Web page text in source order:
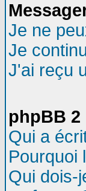
Je ne
Je
J'ai reçu
phpBB 2
Qui a
Pourquoi
Qui dois-